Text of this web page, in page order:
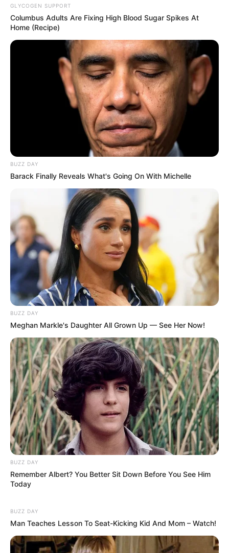
Antara Rocker & Dangduter
Azab Biduan Gerobak Dangdut(2014), sebagai Siska
Calon Calon Mertua
Bekal Menuju Surga
Primadona Pantura(MNCTV)
(Trans TV)
Koplo Superstar(ANTV)
Ini Sahur Lagi(NET.)
(iNews)
Cafe DMD
(MNCTV)
Bintang Pantura 6(Indosiar)
Mikrofon Impian
(GTV)
E-Talkshow(tvOne)
Opera Van Java Sabtu Malam Kite Lagi(Trans7)
One Fest(tvOne)
Ini Talkshow(NET.)
Bisa Ae(NET.)
Single
Bersama Garuda We Are Together (2023)
Mari Bercinta(2022)
Aku Pakai Hati(2022)
Lagi Pengen(2017)
Batu Akik (2015)
Dipandang Sebelah Mata
Da Aku Mah Apa Atuh
Pacar Mana Pacar(2013)
Lagu Ngutang(2013)
GLYCOGEN SUPPORT
Columbus Adults Are Fixing High Blood Sugar Spikes At
Home (Recipe)
BUZZ DAY
Barack Finally Reveals What's Going On With Michelle
BUZZ DAY
Meghan Markle's Daughter All Grown Up — See Her Now!
BUZZ DAY
Remember Albert? You Better Sit Down Before You See Him
Today
BUZZ DAY
Man Teaches Lesson To Seat-Kicking Kid And Mom – Watch!